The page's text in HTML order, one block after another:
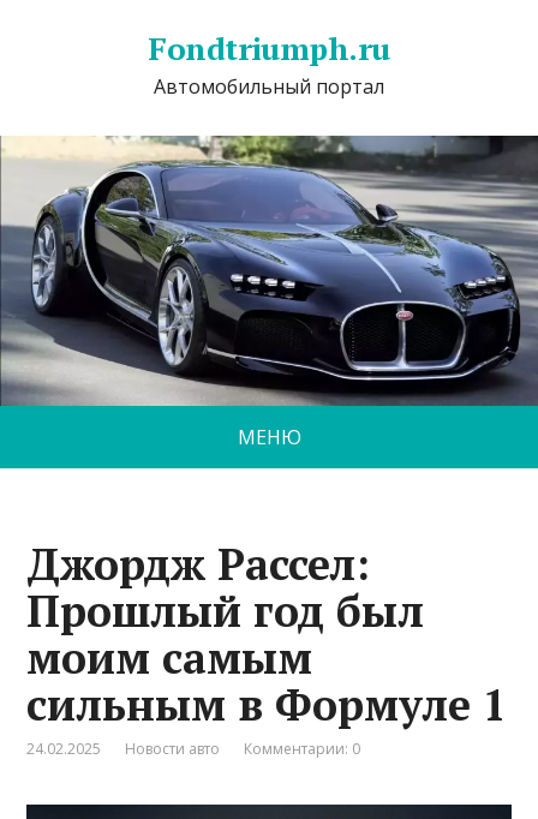
Fondtriumph.ru
Автомобильный портал
МЕНЮ
Джордж Рассел:
Прошлый год был
моим самым
сильным в Формуле 1
24.02.2025 Новости авто Комментарии: 0